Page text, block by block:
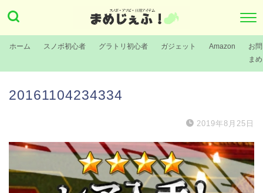
ホーム スノボ初心者 グラトリ初心者 ガジェット Amazon
お
ま
20161104234334
2019年8月25日